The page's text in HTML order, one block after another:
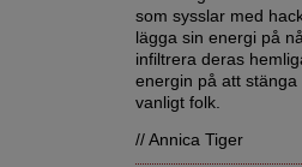
som sysslar med
lägga sin energi på
infiltrera deras
energin på att
vanligt folk.
// Annica Tiger